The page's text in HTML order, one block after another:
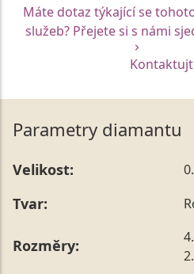
Máte dotaz týkající se
služeb? Přejete si s námi
Parametry diamantu
Velikost:
Tvar:
Rozměry: